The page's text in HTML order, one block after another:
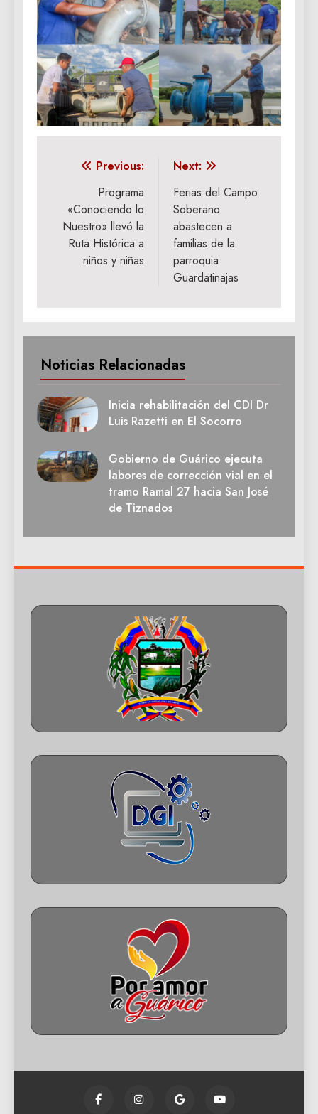
Navegación
entradas
Previous:
Programa
«Conociendo lo
Nuestro» llevó la
Ruta Histórica a
niños y niñas
Next:
Ferias del Campo
Soberano
abastecen a
familias de la
parroquia
Guardatinajas
Noticias Relacionadas
Inicia rehabilitación del CDI Dr
Luis Razetti en El Socorro
Gobierno de Guárico ejecuta
labores de corrección vial en el
tramo Ramal 27 hacia San José
de Tiznados